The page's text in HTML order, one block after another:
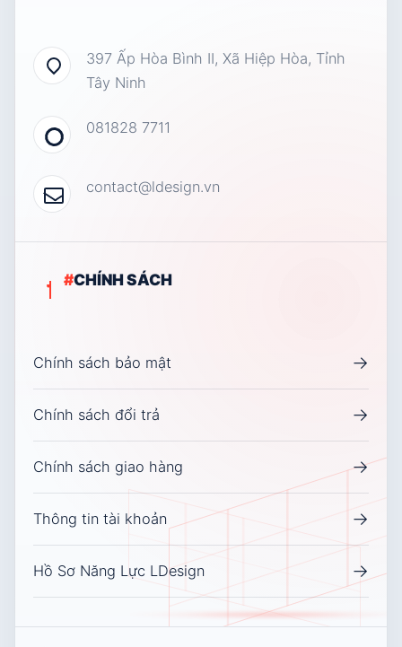
397 Ấp Hòa Bình II, Xã Hiệp Hòa, Tỉnh
Tây Ninh
081828 7711
contact@ldesign.vn
#CHÍNH SÁCH
Chính sách bảo mật →
Chính sách đổi trả →
Chính sách giao hàng →
Thông tin tài khoản →
Hồ Sơ Năng Lực LDesign →